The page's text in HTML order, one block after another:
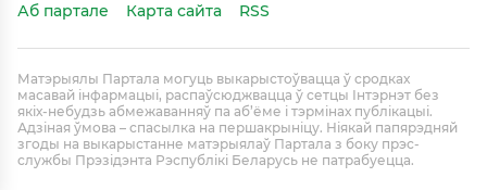
Аб партале Карта сайта RSS
Матэрыялы Партала могуць выкарыстоўвацца ў сродках
масавай інфармацыі, распаўсюджвацца ў сетцы Інтэрнэт без
якіх-небудзь абмежаванняў па аб’ёме і тэрмінах публікацыі.
Адзіная ўмова – спасылка на першакрыніцу. Ніякай папярэдняй
згоды на выкарыстанне матэрыялаў Партала з боку прэс-
службы Прэзідэнта Рэспублікі Беларусь не патрабуецца.